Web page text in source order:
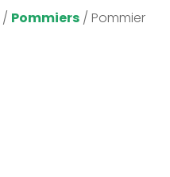
/ Pommiers / Pommier